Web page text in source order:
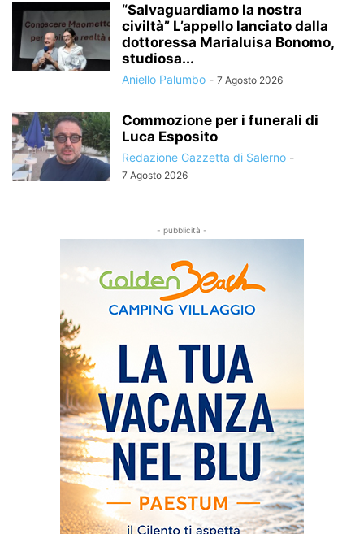
“Salvaguardiamo la nostra
civiltà” L’appello lanciato dalla
dottoressa Marialuisa Bonomo,
studiosa...
Aniello Palumbo - 7 Agosto 2026
Commozione per i funerali di
Luca Esposito
Redazione Gazzetta di Salerno -
7 Agosto 2026
- pubblicità -